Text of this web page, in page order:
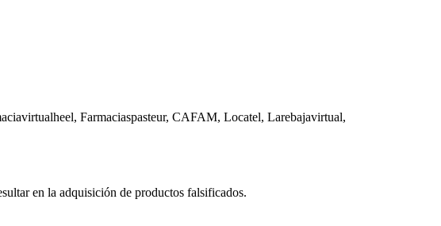
Farmaciaspasteur, CAFAM, Locatel, Larebajavirtual,
en la adquisición de productos falsificados.